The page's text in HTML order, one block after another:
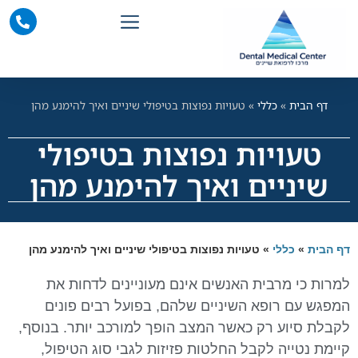
דף הבית »כללי » טעויות נפוצות בטיפולי שיניים ואיך להימנע מהן
טעויות נפוצות בטיפולי
שיניים ואיך להימנע מהן
דף הבית » כללי » טעויות נפוצות בטיפולי שיניים ואיך להימנע מהן
למרות כי מרבית האנשים אינם מעוניינים לדחות את
המפגש עם רופא השיניים שלהם, בפועל רבים פונים
לקבלת סיוע רק כאשר המצב הופך למורכב יותר. בנוסף,
קיימת נטייה לקבל החלטות פזיזות לגבי סוג הטיפול,